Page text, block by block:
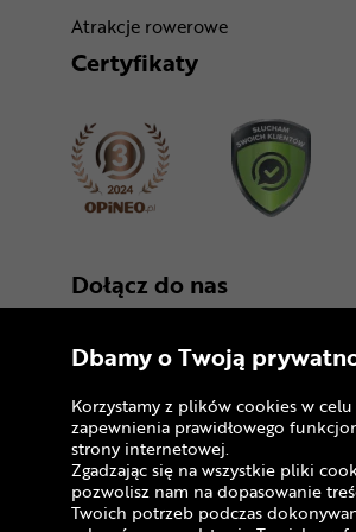
Atrakcje rowerowe
Certyfikaty
Dołącz do nas
Copyright © 2005 - 2026
Polityka prywatności i zasady
Dbamy o Twoją
Korzystamy z plików cookies w celu
zapewnienia prawidłowego
strony internetowej.
Zgadzając się na wszystkie pliki
pozwolisz nam na dopasowanie
Twoich potrzeb podczas